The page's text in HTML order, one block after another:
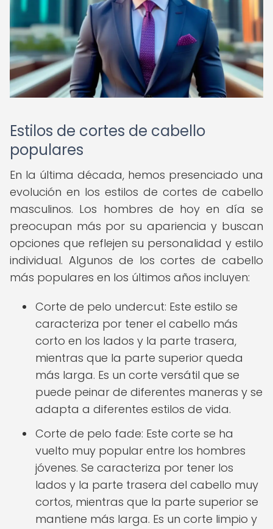
Estilos de cortes de cabello
populares
En la última década, hemos presenciado una
evolución en los estilos de cortes de cabello
masculinos. Los hombres de hoy en día se
preocupan más por su apariencia y buscan
opciones que reflejen su personalidad y estilo
individual. Algunos de los cortes de cabello
más populares en los últimos años incluyen:
Corte de pelo undercut: Este estilo se
caracteriza por tener el cabello más
corto en los lados y la parte trasera,
mientras que la parte superior queda
más larga. Es un corte versátil que se
puede peinar de diferentes maneras y se
adapta a diferentes estilos de vida.
Corte de pelo fade: Este corte se ha
vuelto muy popular entre los hombres
jóvenes. Se caracteriza por tener los
lados y la parte trasera del cabello muy
cortos, mientras que la parte superior se
mantiene más larga. Es un corte limpio y